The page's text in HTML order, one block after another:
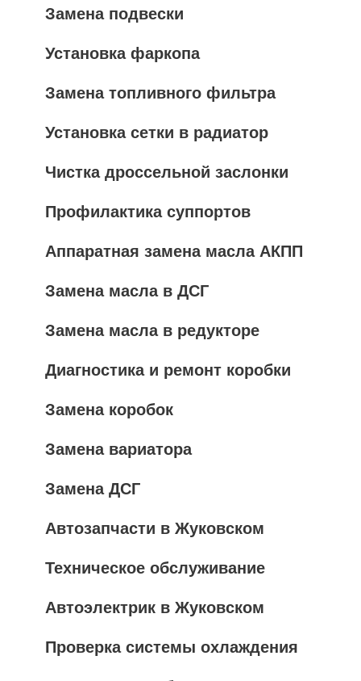
Замена подвески
Установка фаркопа
Замена топливного фильтра
Установка сетки в радиатор
Чистка дроссельной заслонки
Профилактика суппортов
Аппаратная замена масла АКПП
Замена масла в ДСГ
Замена масла в редукторе
Диагностика и ремонт коробки
Замена коробок
Замена вариатора
Замена ДСГ
Автозапчасти в Жуковском
Техническое обслуживание
Автоэлектрик в Жуковском
Проверка системы охлаждения